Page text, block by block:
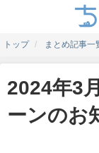
トップ まとめ記事一
2024年3
ーンのお